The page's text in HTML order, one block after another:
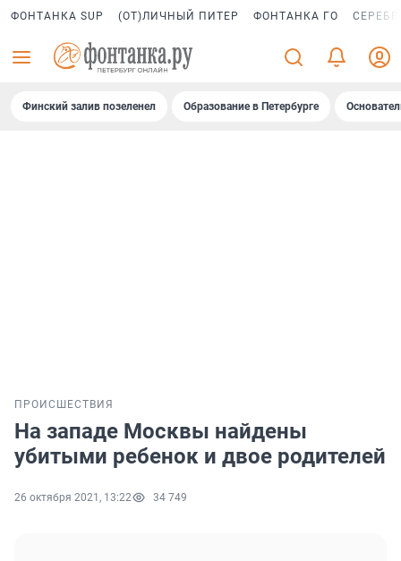
ФОНТАНКА SUP (ОТ)ЛИЧНЫЙ ПИТЕР ФОНТАНКА ГО
Финский залив позеленел Образование в Петербурге
ПРОИСШЕСТВИЯ
На западе Москвы найдены
убитыми ребенок и двое родителей
26 октября 2021, 13:22 34 749